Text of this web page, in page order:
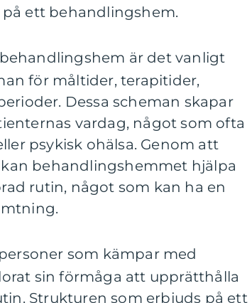
ett behandlingshem.
är det vanligt
för måltider, terapitider,
Dessa scheman skapar
vardag, något som ofta
psykisk ohälsa. Genom att
behandlingshemmet hjälpa
rutin, något som kan ha en
som kämpar med
sin förmåga att upprätthålla
Strukturen som erbjuds på ett